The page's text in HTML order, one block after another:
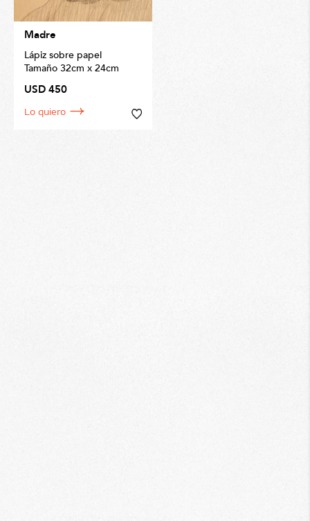
Madre
Lápiz sobre papel
Tamaño 32cm x 24cm
USD 450
Lo quiero